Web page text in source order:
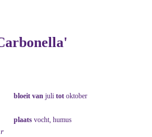
bloeit van juli tot oktober
plaats vocht, humus